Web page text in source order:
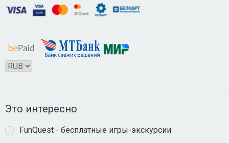
Это интересно
FunQuest - бесплатные игры-экскурсии